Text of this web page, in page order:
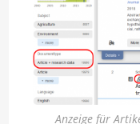
Anzeige für